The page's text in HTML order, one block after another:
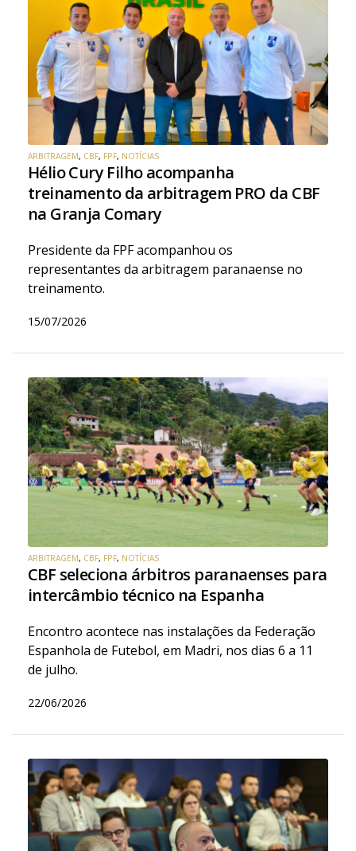
ARBITRAGEM, CBF, FPF, NOTÍCIAS
Hélio Cury Filho acompanha
treinamento da arbitragem PRO da CBF
na Granja Comary
Presidente da FPF acompanhou os
representantes da arbitragem paranaense no
treinamento.
15/07/2026
ARBITRAGEM, CBF, FPF, NOTÍCIAS
CBF seleciona árbitros paranaenses para
intercâmbio técnico na Espanha
Encontro acontece nas instalações da Federação
Espanhola de Futebol, em Madri, nos dias 6 a 11
de julho.
22/06/2026